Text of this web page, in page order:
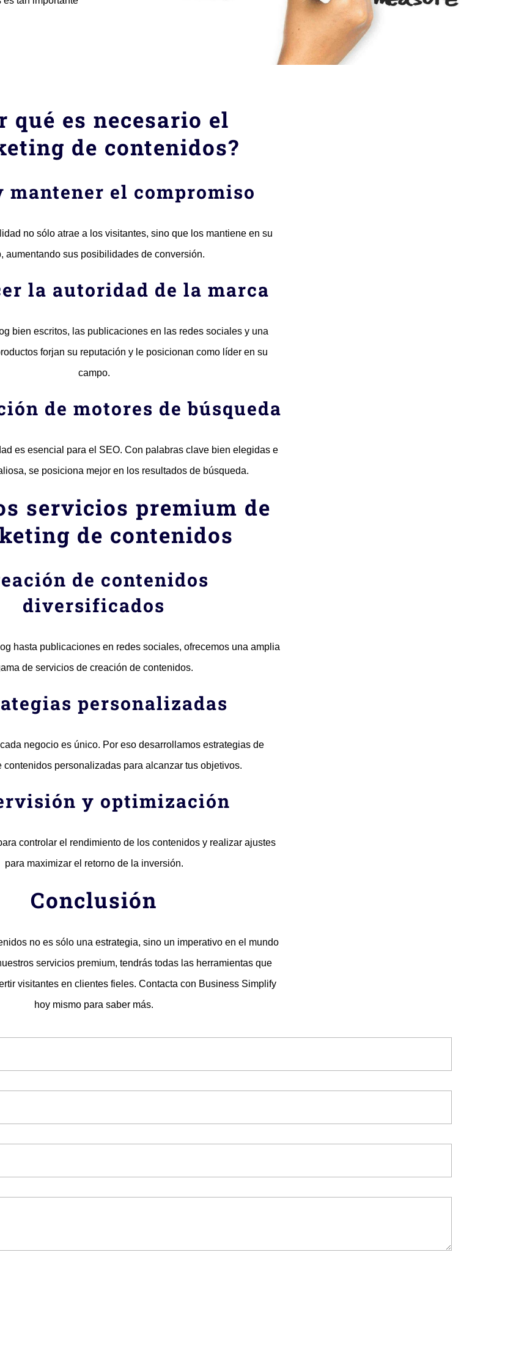
qué es necesario el
de contenidos?
mantener el compromiso
no sólo atrae a los visitantes, sino que los mantiene en su
aumentando sus posibilidades de conversión.
la autoridad de la marca
bien escritos, las publicaciones en las redes sociales y una
forjan su reputación y le posicionan como líder en su
campo.
de motores de búsqueda
es esencial para el SEO. Con palabras clave bien elegidas e
se posiciona mejor en los resultados de búsqueda.
servicios premium de
de contenidos
de contenidos
diversificados
hasta publicaciones en redes sociales, ofrecemos una amplia
de servicios de creación de contenidos.
personalizadas
negocio es único. Por eso desarrollamos estrategias de
contenidos personalizadas para alcanzar tus objetivos.
y optimización
controlar el rendimiento de los contenidos y realizar ajustes
para maximizar el retorno de la inversión.
Conclusión
no es sólo una estrategia, sino un imperativo en el mundo
servicios premium, tendrás todas las herramientas que
visitantes en clientes fieles. Contacta con Business Simplify
hoy mismo para saber más.